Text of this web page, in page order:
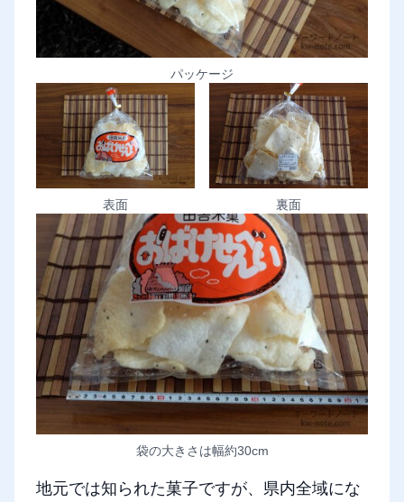
パッケージ
表面 裏面
袋の大きさは幅約30cm
地元では知られた菓子ですが、県内全域にな